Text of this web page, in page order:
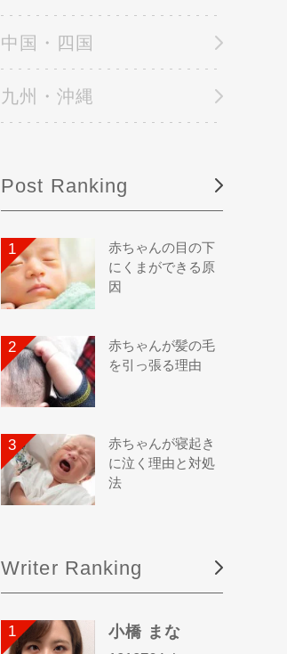
中国・四国
九州・沖縄
Post Ranking
赤ちゃんの目の下
にくまができる原
因
赤ちゃんが髪の毛
を引っ張る理由
赤ちゃんが寝起き
に泣く理由と対処
法
Writer Ranking
小橋 まな